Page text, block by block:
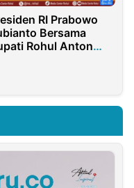
RI Prabowo
Bersama
Rohul Anton
Merah Putih